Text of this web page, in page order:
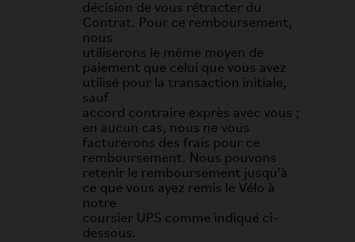
décision de vous rétracter du
Contrat. Pour ce remboursement,
nous
utiliserons le même moyen de
paiement que celui que vous avez
utilisé pour la transaction initiale,
sauf
accord contraire exprès avec vous ;
en aucun cas, nous ne vous
facturerons des frais pour ce
remboursement. Nous pouvons
retenir le remboursement jusqu'à
ce que vous ayez remis le Vélo à
notre
coursier UPS comme indiqué ci-
dessous.